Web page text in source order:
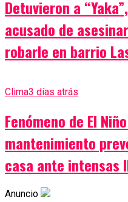
Detuvieron a
acusado de
robarle en barrio
Clima3 días atrás
Fenómeno de El
mantenimiento
casa ante intensas
Anuncio